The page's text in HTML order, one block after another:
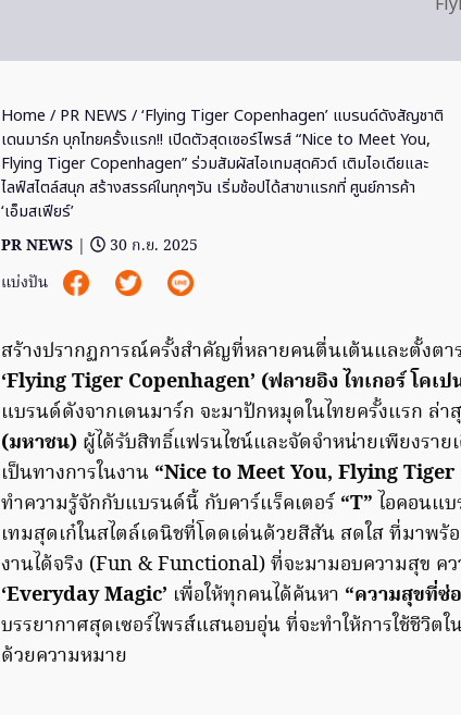
Home / PR NEWS / ‘Flying Tiger Copenhagen’ แบรนด์ดังสัญชาติ
เดนมาร์ก บุกไทยครั้งแรก!! เปิดตัวสุดเซอร์ไพรส์ “Nice to Meet You,
Flying Tiger Copenhagen” ร่วมสัมผัสไอเทมสุดคิวต์ เติมไอเดียและ
ไลฟ์สไตล์สนุก สร้างสรรค์ในทุกๆวัน เริ่มช้อปได้สาขาแรกที่ ศูนย์การค้า
‘เอ็มสเฟียร์’
PR NEWS |
30 ก.ย. 2025
แบ่งปัน
สร้างปรากฏการณ์ครั้งสำคัญที่หลายคนตื่นเต้นและตั้งตา
‘Flying Tiger Copenhagen’ (ฟลายอิง ไทเกอร์ โคเป
แบรนด์ดังจากเดนมาร์ก จะมาปักหมุดในไทยครั้งแรก ล่า
(มหาชน) ผู้ได้รับสิทธิ์แฟรนไชน์และจัดจำหน่ายเพียงรา
เป็นทางการในงาน “Nice to Meet You, Flying Tiger
ทำความรู้จักกับแบรนด์นี้ กับคาร์แร็คเตอร์ “T” ไอคอนแ
เทมสุดเก๋ในสไตล์เดนิชที่โดดเด่นด้วยสีสัน สดใส ที่มาพร้
งานได้จริง (Fun & Functional) ที่จะมามอบความสุข ค
‘Everyday Magic’ เพื่อให้ทุกคนได้ค้นหา “ความสุขที่ซ่
บรรยากาศสุดเซอร์ไพรส์แสนอบอุ่น ที่จะทำให้การใช้ชีวิ
ด้วยความหมาย